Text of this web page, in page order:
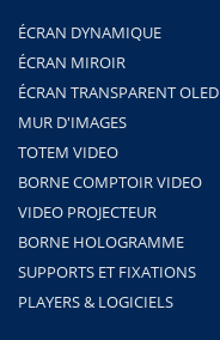
ÉCRAN DYNAMIQUE
ÉCRAN MIROIR
ÉCRAN TRANSPARENT OLED
MUR D'IMAGES
TOTEM VIDEO
BORNE COMPTOIR VIDEO
VIDEO PROJECTEUR
BORNE HOLOGRAMME
SUPPORTS ET FIXATIONS
PLAYERS & LOGICIELS